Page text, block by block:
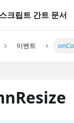
크립트 간트 문서
이벤트